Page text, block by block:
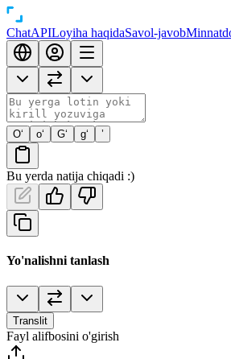
ChatAPILoyiha haqidaSavol-javob
O‘ o‘ G‘ g‘ ’
Bu yerda natija chiqadi :)
Yo'nalishni tanlash
Translit
Fayl alifbosini o'girish